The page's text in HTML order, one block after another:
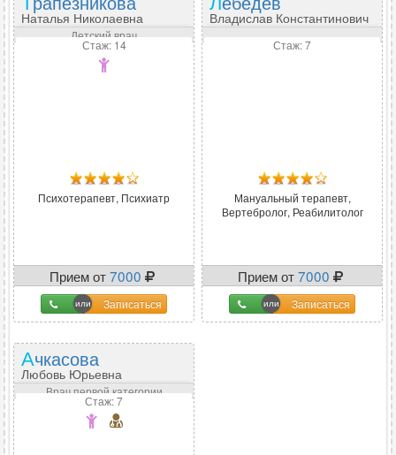
Наталья Николаевна
Детский врач
Стаж: 14
Психотерапевт, Психиатр
Прием от7000
Записаться
Владислав Константинович
Стаж: 7
Мануальный терапевт,
Вертебролог, Реабилитолог
Прием от7000
Записаться
Ачкасова
Любовь Юрьевна
Врач первой категории
Стаж: 7